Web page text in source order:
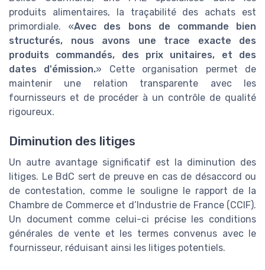
produits alimentaires, la traçabilité des achats est
primordiale. «Avec des bons de commande bien
structurés, nous avons une trace exacte des
produits commandés, des prix unitaires, et des
dates d'émission.» Cette organisation permet de
maintenir une relation transparente avec les
fournisseurs et de procéder à un contrôle de qualité
rigoureux.
Diminution des litiges
Un autre avantage significatif est la diminution des
litiges. Le BdC sert de preuve en cas de désaccord ou
de contestation, comme le souligne le rapport de la
Chambre de Commerce et d’Industrie de France (CCIF).
Un document comme celui-ci précise les conditions
générales de vente et les termes convenus avec le
fournisseur, réduisant ainsi les litiges potentiels.